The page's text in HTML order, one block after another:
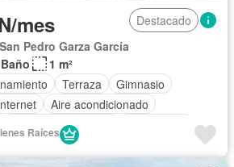
mes
Destacado
Pedro Garza García
1 m²
Terraza
Gimnasio
Aire acondicionado
Televisión por cable
Raíces